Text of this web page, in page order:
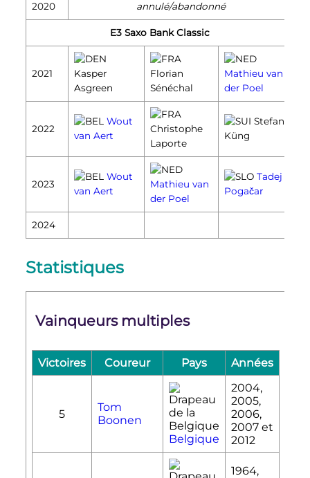
2020 annulé/abandonné
E3 Saxo Bank Classic
2021
Kasper
Asgreen
Florian
Sénéchal
Mathieu van
der Poel
2022
Wout
van Aert
Christophe
Laporte
Stefan
Küng
2023
Wout
van Aert
Mathieu van
der Poel
Tadej
Pogačar
2024
Statistiques
Vainqueurs multiples
Victoires Coureur Pays Années
5
Tom
Boonen
Belgique
2004,
2005,
2006,
2007 et
2012
1964,